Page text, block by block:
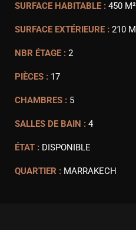
SURFACE HABITABLE : 450 M²
SURFACE EXTÉRIEURE : 210
NBR ÉTAGE : 2
PIÈCES : 17
CHAMBRES : 5
SALLES DE BAIN : 4
ÉTAT : DISPONIBLE
QUARTIER : MARRAKECH